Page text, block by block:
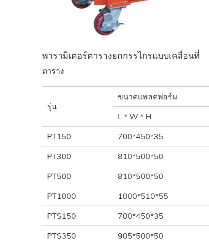
พารามิเตอร์ตารางยกกรรไกรแบบเคลื่อนที่
ตาราง
รุ่น
ขนาดแพลตฟอร์ม
L * W * H
PT150 700*450*35
PT300 810*500*50
PT500 810*500*50
PT1000 1000*510*55
PTS150 700*450*35
PTS350 905*500*50